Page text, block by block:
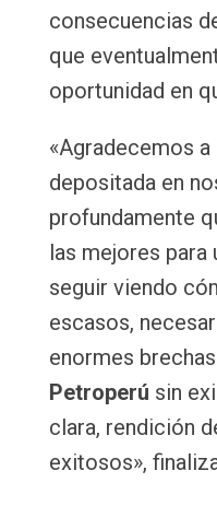
consecuencias
que
oportunidad en
«Agradecemos
depositada en
profundamente
las mejores para
seguir viendo
escasos,
enormes
Petroperú sin
clara, rendición
exitosos»,